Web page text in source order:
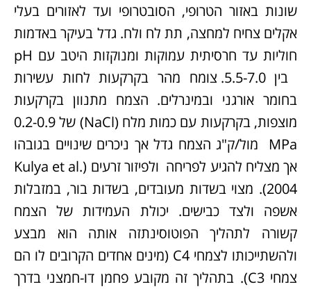
שונות באזור הטרופי, הסובטרופי ועד לאזורים בעלי
אקלים צחיח למחצה, תת לח ולח. גדל בעיקר באדמות
חוליות עד חרסיתית עמוקות ומנוקזות היטב עם pH
בין 5.5-7.0. צומח מהר בקרקעות לחות עשירות
בחומר אורגני ובמינרלים. הצמח מתנוון בקרקעות
מוצפות, בקרקעות עם כמות מלח (NaCl) של 0.2-0.9
MPa מול/ק"ג הצמח גדל אך ניכרים שינויים בגובהו
אך מצליח להגיע לפריחה ולפיזור זרעים (Kulya et al.
2004). מצוי בשדות מעובדים, בשדות בור, במזבלות
אשפה ולצד כבישים. יכולת העמידות של הצמח
קשורה לתהליך הפוטוסינתזה אותה הוא מבצע
ולהשתייכותו לצמחי C4 (מינים אחדים הקרובים לו הם
צמחי C3). בתהליך זה מקובע פחמן דו-חמצני בדרך